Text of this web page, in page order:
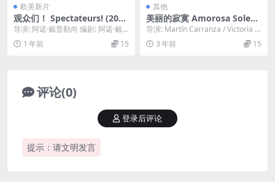
欧美新片
观众们！ Spectateurs! (202
4)
导演: 阿诺·戴普勒尚 编剧: 阿诺·戴
普勒尚 主演: 米洛·马查多·格拉纳 /...
1 年前 15
其他
美丽的寂寞 Amorosa Soleda
d (2009)
导演: Martín Carranza / Victoria G
alardi 编...
3 年前 15
评论(0)
提示：请文明发言
登录后评论